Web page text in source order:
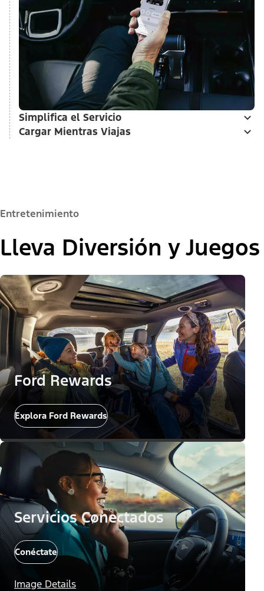
Simplifica el Servicio
Cargar Mientras Viajas
Entretenimiento
Lleva Diversión y Juegos
Ford Rewards
Explora Ford Rewards
Servicios Conectados
Conéctate
Image Details